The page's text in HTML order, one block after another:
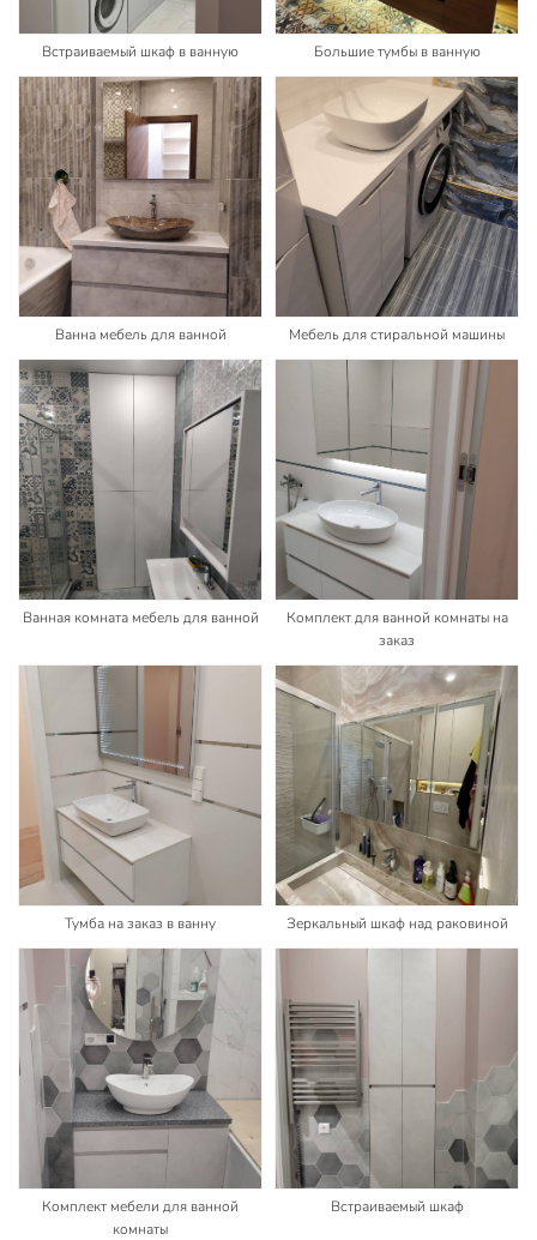
Встраиваемый шкаф в ванную Большие тумбы в ванную
Ванна мебель для ванной Мебель для стиральной машины
Ванная комната мебель для ванной
Комплект для ванной комнаты на
заказ
Тумба на заказ в ванну Зеркальный шкаф над раковиной
Комплект мебели для ванной
комнаты
Встраиваемый шкаф